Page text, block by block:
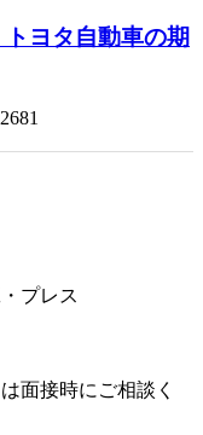
トヨタ自動車の期
プレス
面接時にご相談く